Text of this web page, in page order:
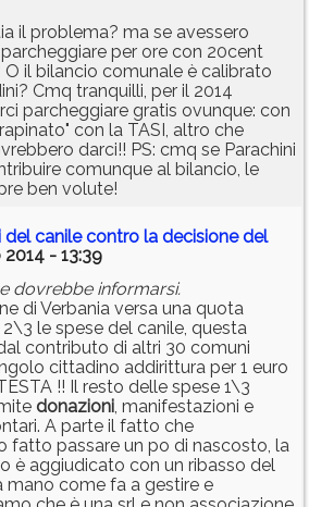
il problema? ma se avessero
per ore con 20cent
il bilancio comunale è calibrato
Cmq tranquilli, per il 2014
parcheggiare gratis ovunque: con
con la TASI, altro che
darci!! PS: cmq se Parachini
comunque al bilancio, le
ben volute!
canile contro la decisione del
- 13:39
dovrebbe informarsi.
di Verbania versa una quota
le spese del canile, questa
contributo di altri 30 comuni
cittadino addirittura per 1 euro
!! Il resto delle spese 1\3
donazioni, manifestazioni e
A parte il fatto che
fatto passare un po di nascosto, la
è aggiudicato con un ribasso del
mano come fa a gestire e